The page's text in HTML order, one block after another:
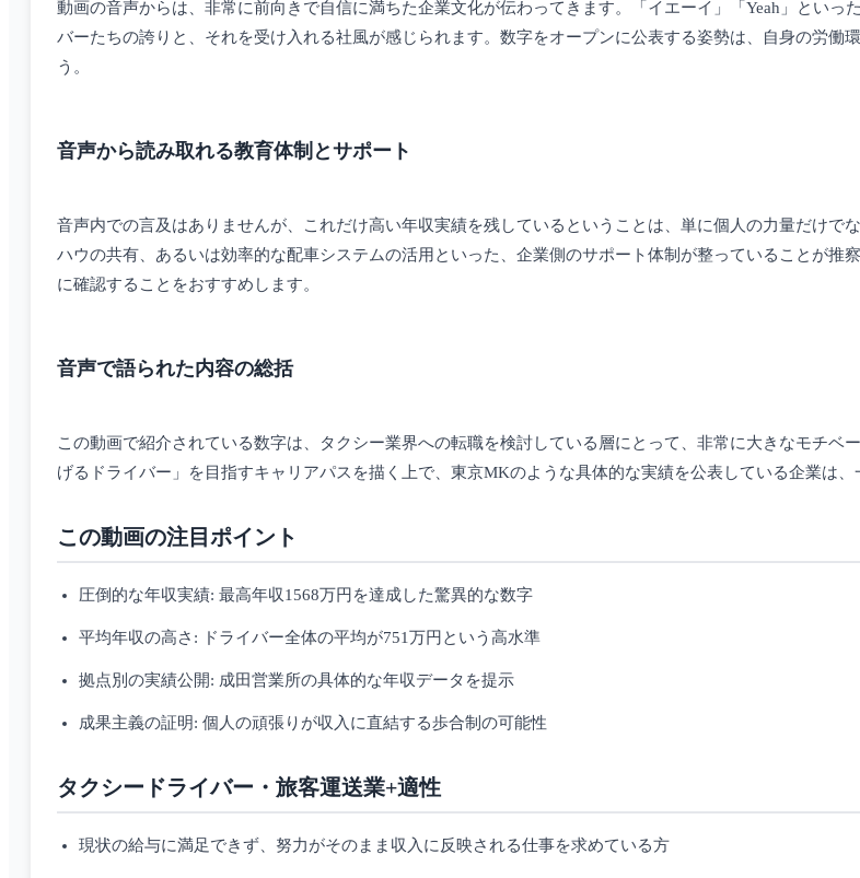
動画の音声からは、非常に前向きで自信に満ちた企業文化が伝わってきます。「イエーイ」「Yeah」といっ
バーたちの誇りと、それを受け入れる社風が感じられます。数字をオープンに公表する姿勢は、自身の労働
う。
音声から読み取れる教育体制とサポート
音声内での言及はありませんが、これだけ高い年収実績を残しているということは、単に個人の力量だけで
ハウの共有、あるいは効率的な配車システムの活用といった、企業側のサポート体制が整っていることが推
に確認することをおすすめします。
音声で語られた内容の総括
この動画で紹介されている数字は、タクシー業界への転職を検討している層にとって、非常に大きなモチベ
げるドライバー」を目指すキャリアパスを描く上で、東京MKのような具体的な実績を公表している企業は、
この動画の注目ポイント
圧倒的な年収実績: 最高年収1568万円を達成した驚異的な数字
平均年収の高さ: ドライバー全体の平均が751万円という高水準
拠点別の実績公開: 成田営業所の具体的な年収データを提示
成果主義の証明: 個人の頑張りが収入に直結する歩合制の可能性
タクシードライバー・旅客運送業+適性
現状の給与に満足できず、努力がそのまま収入に反映される仕事を求めている方